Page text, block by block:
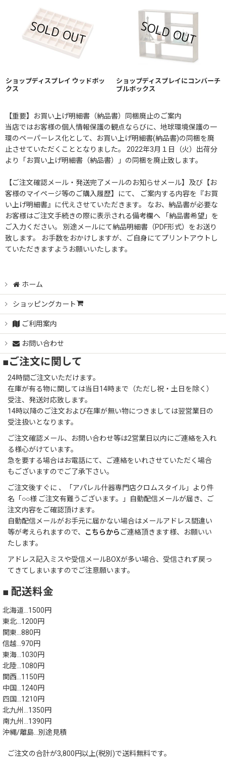
ショップディスプレイ ウッドボッ
クス
ショップディスプレイにコンバーチ
ブルボックス
【重要】お買い上げ明細書（納品書）同梱廃止のご案内
当店ではお客様の個人情報保護の観点ならびに、地球環境保護の一
環のペーパーレス化として、お買い上げ明細書(納品書)の同梱を廃
止させていただくこととなりました。 2022年3月１日（火）出荷分
より「お買い上げ明細書（納品書）」の同梱を廃止致します。
【ご注文確認メール・発送完了メールのお知らせメール】及び【お
客様のマイページ等のご購入履歴】にて、 ご案内する内容を『お買
い上げ明細書』に代えさせていただきます。 なお、納品書が必要な
お客様はご注文手続きの際に表示される備考欄へ 「納品書希望」を
ご入力ください。 別途メールにて納品明細書（PDF形式）をお送り
致します。 お手数をおかけしますが、ご自身にてプリントアウトし
ていただきますようお願いいたします。
ホーム
ショッピングカート
ご利用案内
お問い合わせ
■ご注文に関して
24時間ご注文いただけます。
在庫が有る物に関しては当日14時まで（ただし祝・土日を除く）
受注、発送対応致します。
14時以降のご注文および在庫が無い物につきましては翌営業日の
受注扱いとなります。
ご注文確認メール、お問い合わせ等は2営業日以内にご連絡を入れ
る様心がけています。
急を要する場合はお電話にて、ご連絡をいれさせていただく場合
もございますのでご了承下さい。
ご注文後すぐに 、「アパレル什器専門店クロムスタイル」より件
名「○○様 ご注文有難うございます。」自動配信メールが届き、ご
注文内容をご確認頂けます。
自動配信メールがお手元に届かない場合はメールアドレス間違い
等が考えられますので、
こちらから ご連絡頂きます様、お願いい
たします。
アドレス記入ミスや受信メールBOXが多い場合、受信されず戻っ
てきてしまいますのでご注意願います。
■ 配送料金
北海道…1500円
東北…1200円
関東…880円
信越…970円
東海…1030円
北陸…1080円
関西…1150円
中国…1240円
四国…1210円
北九州…1350円
南九州…1390円
沖縄/離島…別途見積
ご注文の合計が3,800円以上(税別)で送料無料です。